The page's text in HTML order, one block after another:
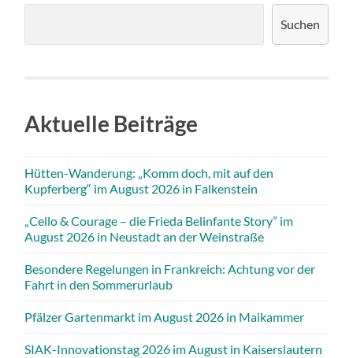
Suchen
Aktuelle Beiträge
Hütten-Wanderung: „Komm doch, mit auf den
Kupferberg“ im August 2026 in Falkenstein
„Cello & Courage – die Frieda Belinfante Story” im
August 2026 in Neustadt an der Weinstraße
Besondere Regelungen in Frankreich: Achtung vor der
Fahrt in den Sommerurlaub
Pfälzer Gartenmarkt im August 2026 in Maikammer
SIAK-Innovationstag 2026 im August in Kaiserslautern